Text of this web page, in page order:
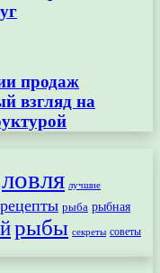
продаж
взгляд на
ловля лучшие
рецепты рыба рыбная
рыбы секреты советы